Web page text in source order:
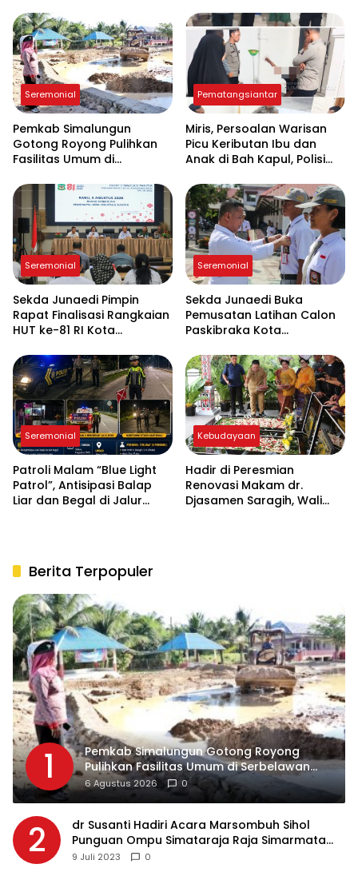
Seremonial
Pemkab Simalungun
Gotong Royong Pulihkan
Fasilitas Umum di
Pematangsiantar
Miris, Persoalan Warisan
Picu Keributan Ibu dan
Anak di Bah Kapul, Polisi
Seremonial
Sekda Junaedi Pimpin
Rapat Finalisasi Rangkaian
HUT ke-81 RI Kota
Seremonial
Sekda Junaedi Buka
Pemusatan Latihan Calon
Paskibraka Kota
“Desa Bahagia”
Seremonial
Patroli Malam “Blue Light
Patrol”, Antisipasi Balap
Liar dan Begal di Jalur
Kebudayaan
Hadir di Peresmian
Renovasi Makam dr.
Djasamen Saragih, Wali
Berita Terpopuler
1
Pemkab Simalungun Gotong Royong
Pulihkan Fasilitas Umum di Serbelawan
Pasca Banjir
6 Agustus 2026 0
2
dr Susanti Hadiri Acara Marsombuh Sihol
Punguan Ompu Simataraja Raja Simarmata
Dohot Boruna Kota Siantar
9 Juli 2023 0